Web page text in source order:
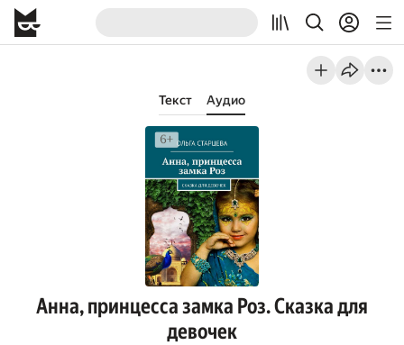
Текст Аудио
Анна, принцесса замка Роз. Сказка для
девочек